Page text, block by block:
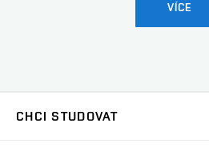
VÍCE
CHCI STUDOVAT